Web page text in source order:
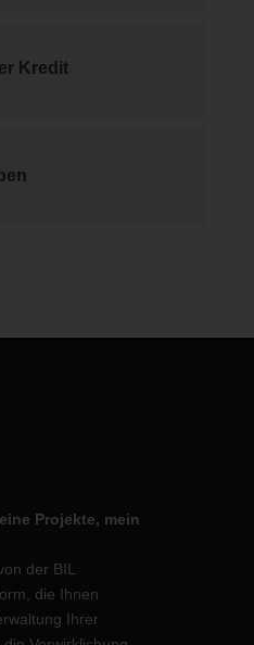
Kredit
Projekte, mein
der BIL
die Ihnen
Ihrer